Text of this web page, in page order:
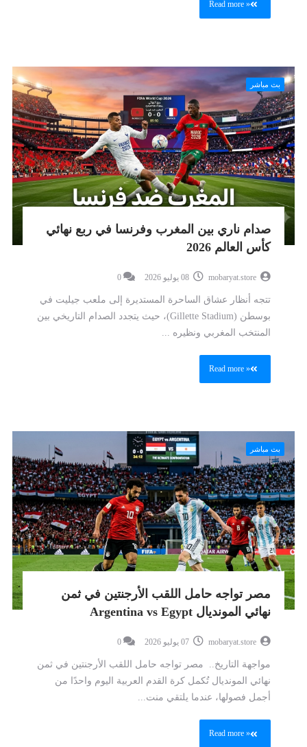
Read more »
بث مباشر
صدام ناري بين المغرب وفرنسا في ربع نهائي
كأس العالم 2026
mobaryat.store
0
تتجه أنظار عشاق الساحرة المستديرة إلى ملعب جيليت في
بوسطن (Gillette Stadium)، حيث يتجدد الصدام التاريخي بين
المنتخب المغربي ونظيره ...
Read more »
بث مباشر
مصر تواجه حامل اللقب الأرجنتين في ثمن
نهائي المونديال Argentina vs Egypt
mobaryat.store
0
مواجهة التاريخ.. مصر تواجه حامل اللقب الأرجنتين في ثمن
نهائي المونديال تُكمل كرة القدم العربية اليوم واحدًا من
أجمل فصولها، عندما يلتقي منت...
Read more »